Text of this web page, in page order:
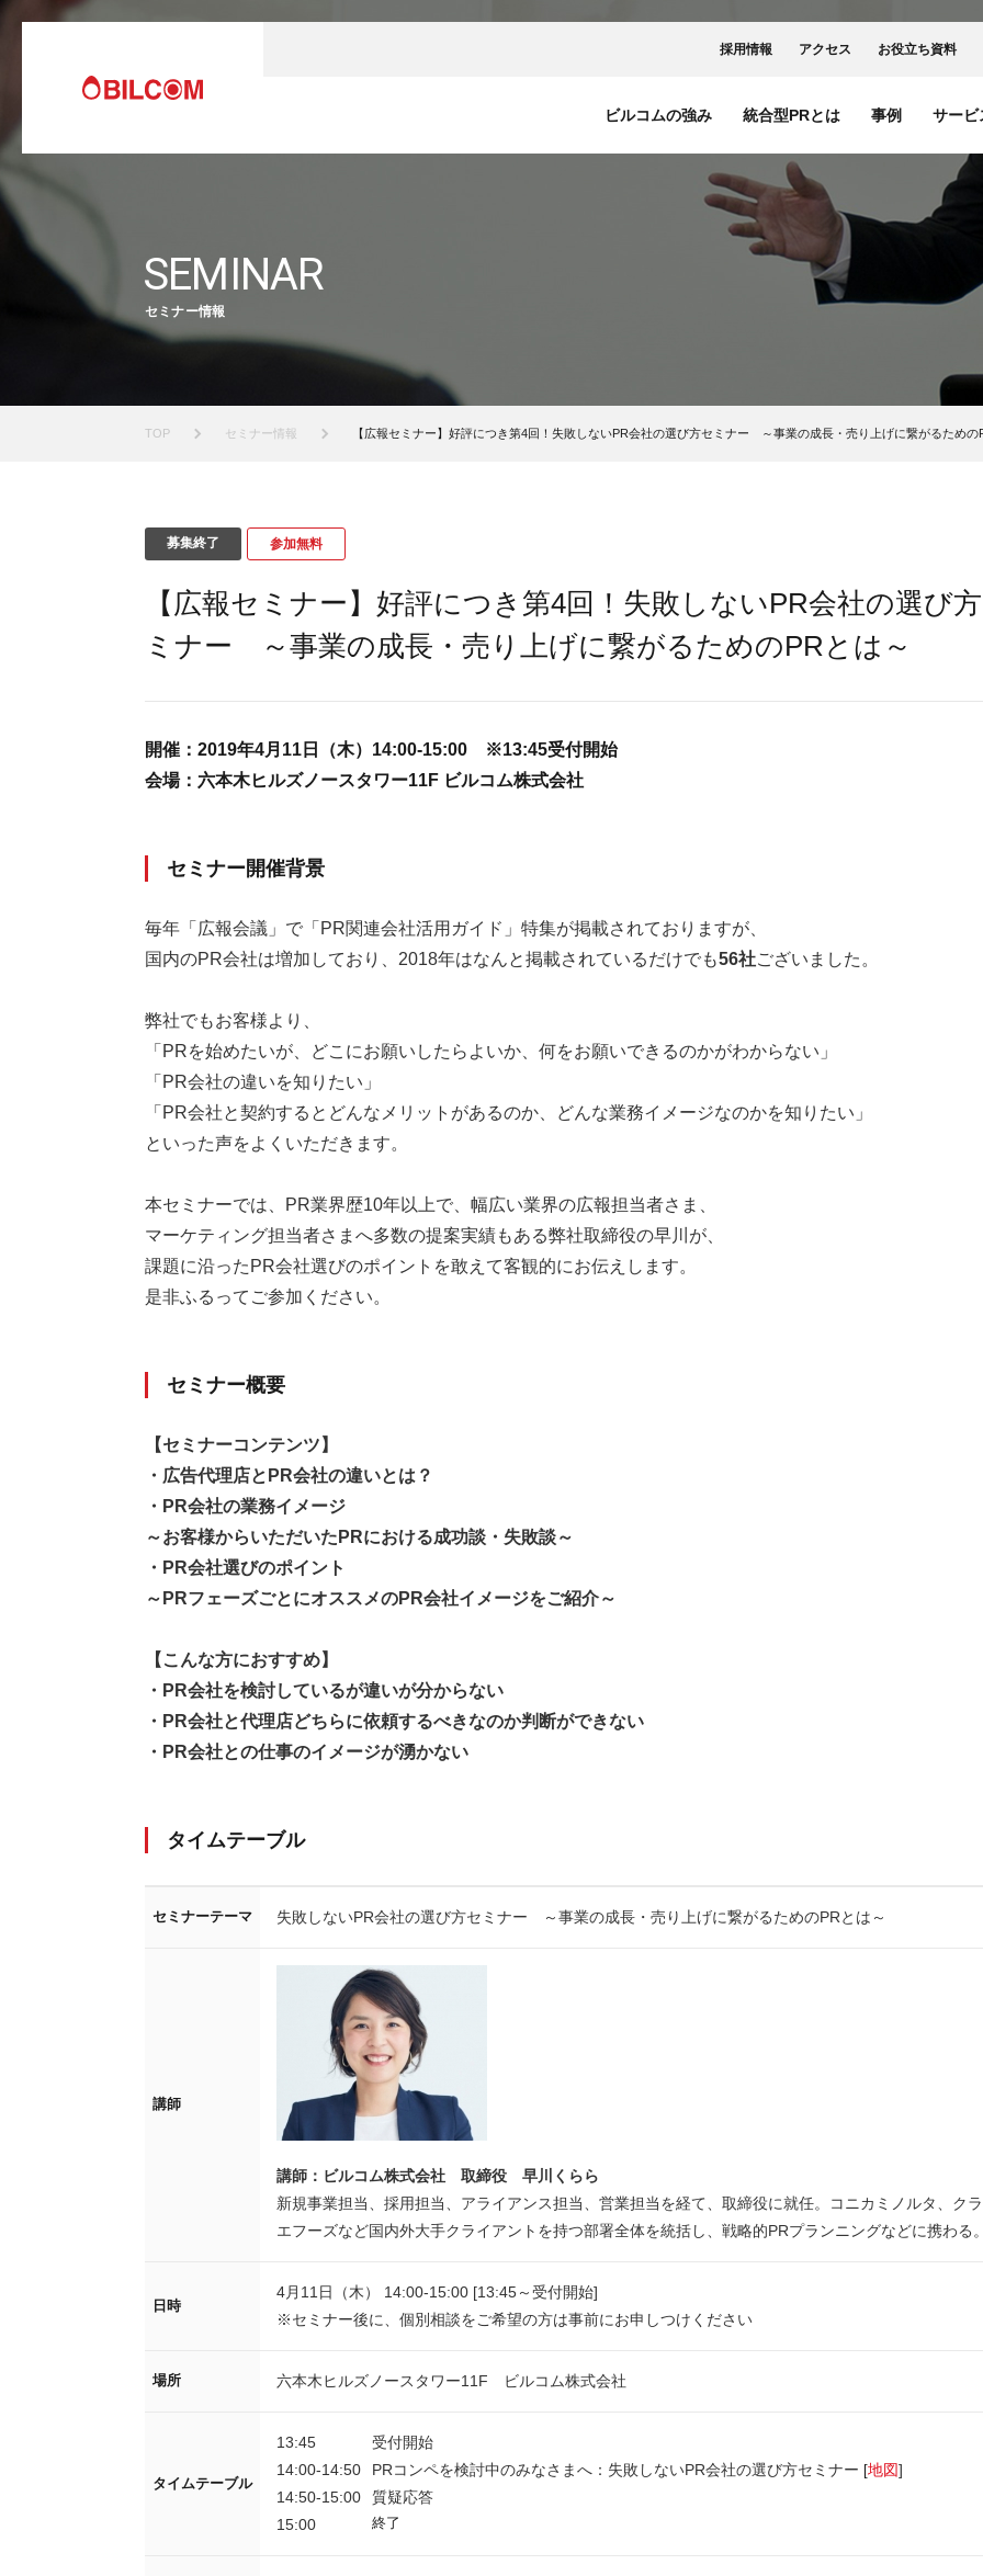
ビルコムの強み 統合型PRとは 事例 サービ
採用情報 アクセス お役立ち資料
SEMINAR
セミナー情報
TOP セミナー情報 【広報セミナー】好評につき第4回！失敗しないPR会社の選び方セミナー ～事業の成長・売り上げに繋がるための
募集終了 参加無料
【広報セミナー】好評につき第4回！失敗しないPR会社の選び
ミナー ～事業の成長・売り上げに繋がるためのPRとは～
開催： 2019年4月11日（木）14:00-15:00 ※13:45受付開始
会場： 六本木ヒルズノースタワー11F ビルコム株式会社
セミナー開催背景
毎年「広報会議」で「PR関連会社活用ガイド」特集が掲載されておりますが、
国内のPR会社は増加しており、2018年はなんと掲載されているだけでも56社ございました。
弊社でもお客様より、
「PRを始めたいが、どこにお願いしたらよいか、何をお願いできるのかがわからない」
「PR会社の違いを知りたい」
「PR会社と契約するとどんなメリットがあるのか、どんな業務イメージなのかを知りたい」
といった声をよくいただきます。
本セミナーでは、PR業界歴10年以上で、幅広い業界の広報担当者さま、
マーケティング担当者さまへ多数の提案実績もある弊社取締役の早川が、
課題に沿ったPR会社選びのポイントを敢えて客観的にお伝えします。
是非ふるってご参加ください。
セミナー概要
【セミナーコンテンツ】
・広告代理店とPR会社の違いとは？
・PR会社の業務イメージ
～お客様からいただいたPRにおける成功談・失敗談～
・PR会社選びのポイント
～PRフェーズごとにオススメのPR会社イメージをご紹介～
【こんな方におすすめ】
・PR会社を検討しているが違いが分からない
・PR会社と代理店どちらに依頼するべきなのか判断ができない
・PR会社との仕事のイメージが湧かない
タイムテーブル
セミナーテーマ 失敗しないPR会社の選び方セミナー ～事業の成長・売り上げに繋がるためのPRとは～
講師
講師： ビルコム株式会社 取締役 早川くらら
新規事業担当、採用担当、アライアンス担当、営業担当を経て、取締役に就任。コニカミノルタ、ク
エフーズなど国内外大手クライアントを持つ部署全体を統括し、戦略的PRプランニングなどに携わる
日時
4月11日（木） 14:00-15:00 [13:45～受付開始]
※セミナー後に、個別相談をご希望の方は事前にお申しつけください
場所 六本木ヒルズノースタワー11F ビルコム株式会社
タイムテーブル
13:45
受付開始
14:00-14:50
PRコンペを検討中のみなさまへ：失敗しないPR会社の選び方セミナー 地図]
14:50-15:00
質疑応答
15:00
終了